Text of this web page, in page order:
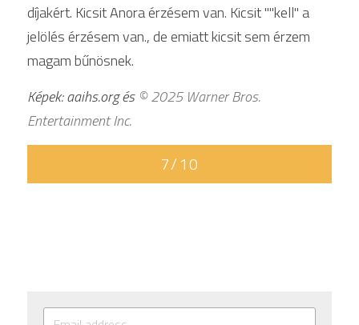
díjakért. Kicsit Anora érzésem van. Kicsit ""kell" a
jelölés érzésem van., de emiatt kicsit sem érzem
magam bűnösnek.
Képek: aaihs.org és © 2025 Warner Bros.
Entertainment Inc.
7/10